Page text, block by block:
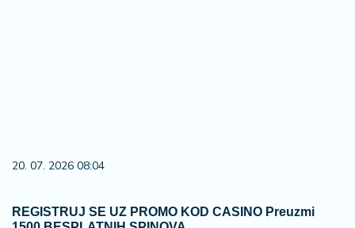
20. 07. 2026 08:04
REGISTRUJ SE UZ PROMO KOD CASINO Preuzmi